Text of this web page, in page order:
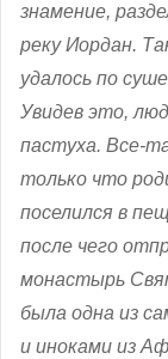
знамение,
реку Иордан.
удалось по
Увидев это,
пастуха. Все-
только что
поселился в
после чего
монастырь
была одна из
и иноками из